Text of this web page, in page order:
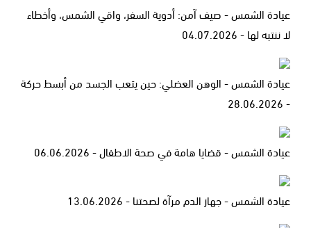
عيادة الشمس - صيف آمن: أدوية السفر، واقي الشمس، وأخطاء
لا ننتبه لها - 04.07.2026
عيادة الشمس - الوهن العضلي: حين يتعب الجسد من أبسط حركة
- 28.06.2026
عيادة الشمس - قضايا هامة في صحة الاطفال - 06.06.2026
عيادة الشمس - جهاز الدم مرآة لصحتنا - 13.06.2026